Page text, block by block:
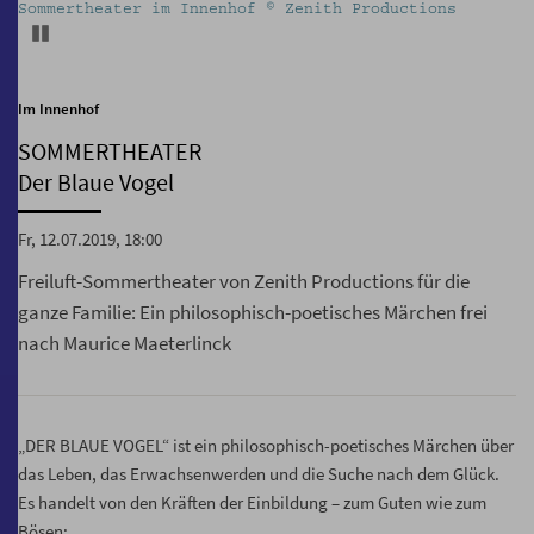
Sommertheater im Innenhof © Zenith Productions
Im Innenhof
SOMMERTHEATER
Der Blaue Vogel
Fr, 12.07.2019, 18:00
Freiluft-Sommertheater von Zenith Productions für die
ganze Familie: Ein philosophisch-poetisches Märchen frei
nach Maurice Maeterlinck
„DER BLAUE VOGEL“ ist ein philosophisch-poetisches Märchen über
das Leben, das Erwachsenwerden und die Suche nach dem Glück.
Es handelt von den Kräften der Einbildung – zum Guten wie zum